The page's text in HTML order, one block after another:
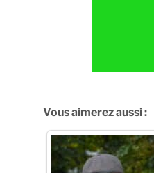
Vous aimerez aussi :